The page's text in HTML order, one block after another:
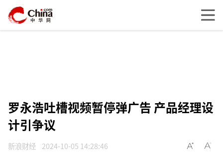
罗永浩吐槽视频暂停弹广告 产品经理设
计引争议
新浪财经 2024-10-05 14:28:46